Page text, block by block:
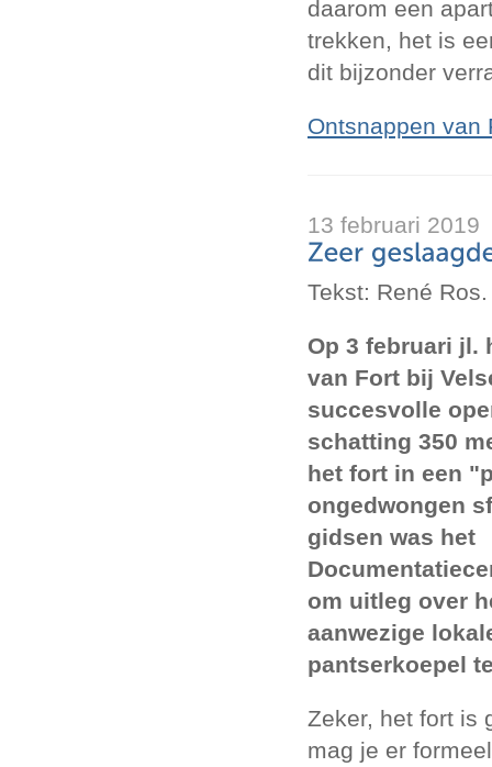
daarom een
trekken, het is
dit bijzonder
Ontsnappen van
13 februari 2019
Tekst: René Ros.
Op 3 februari jl.
van Fort bij
succesvolle
schatting 350
het fort in een
ongedwongen
gidsen was het
om uitleg over
aanwezige
pantserkoepel
Zeker, het fort is
mag je er